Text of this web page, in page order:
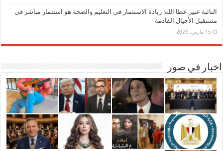
النائبة عبير عطا الله: زيادة الاستثمار في التعليم والصحة هو استثمار مباشر في
مستقبل الأجيال القادمة
15 مارس، 2026
اخبار في صور